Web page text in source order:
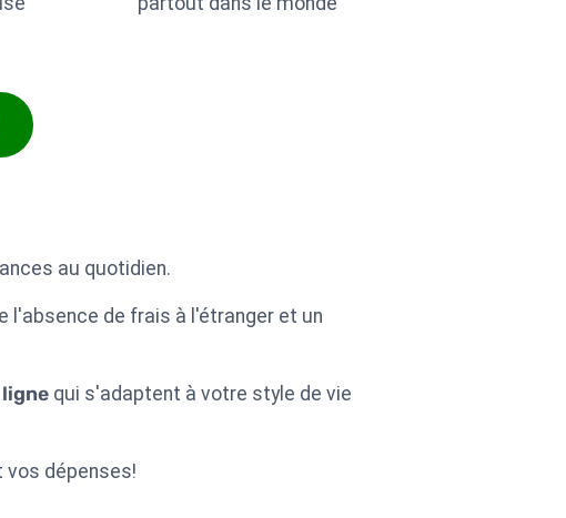
au quotidien.
l'absence de frais à l'étranger et un
qui s'adaptent à votre style de vie
vos dépenses!